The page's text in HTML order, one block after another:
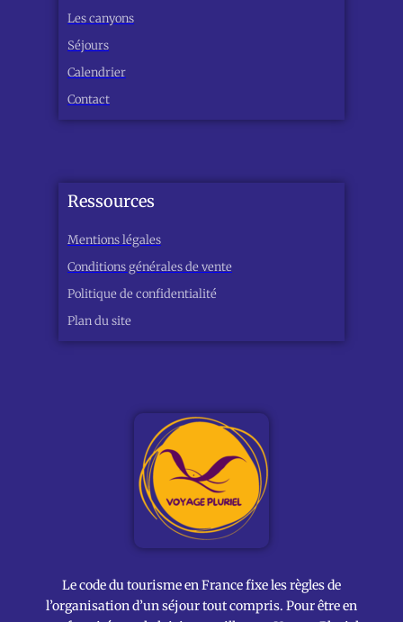
Les canyons
Séjours
Calendrier
Contact
Ressources
Mentions légales
Conditions générales de vente
Politique de confidentialité
Plan du site
Le code du tourisme en France fixe les règles de
l’organisation d’un séjour tout compris. Pour être en